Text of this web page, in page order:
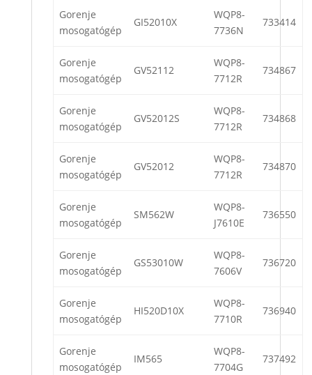
Gorenje
mosogatógép
GI52010X
WQP8-
7736N
733414
Gorenje
mosogatógép
GV52112
WQP8-
7712R
734867
Gorenje
mosogatógép
GV52012S
WQP8-
7712R
734868
Gorenje
mosogatógép
GV52012
WQP8-
7712R
734870
Gorenje
mosogatógép
SM562W
WQP8-
J7610E
736550
Gorenje
mosogatógép
GS53010W
WQP8-
7606V
736720
Gorenje
mosogatógép
HI520D10X
WQP8-
7710R
736940
Gorenje
mosogatógép
IM565
WQP8-
7704G
737492